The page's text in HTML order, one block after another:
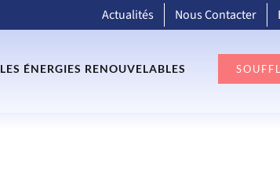
Actualités Nous Contacter
LES ÉNERGIES RENOUVELABLES